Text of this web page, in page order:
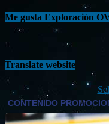
Me gusta Exploración
Translate website